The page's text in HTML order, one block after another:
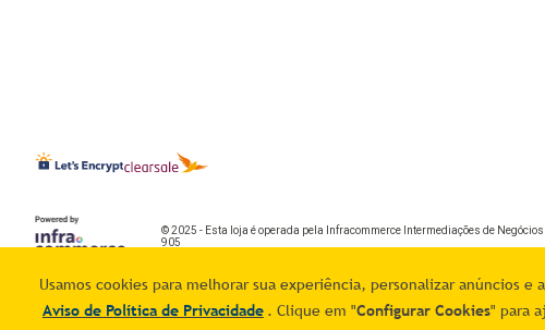
Usamos cookies para melhorar sua experiência, personalizar anúncios
Aviso de Política de Privacidade . Clique em "Configurar Cookies" para
© 2025 - Esta loja é operada pela Infracommerce Intermediações de
905